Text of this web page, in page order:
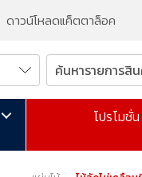
ดาวน์โหลดแค็ตตาล็อค
โปรโมชั่น